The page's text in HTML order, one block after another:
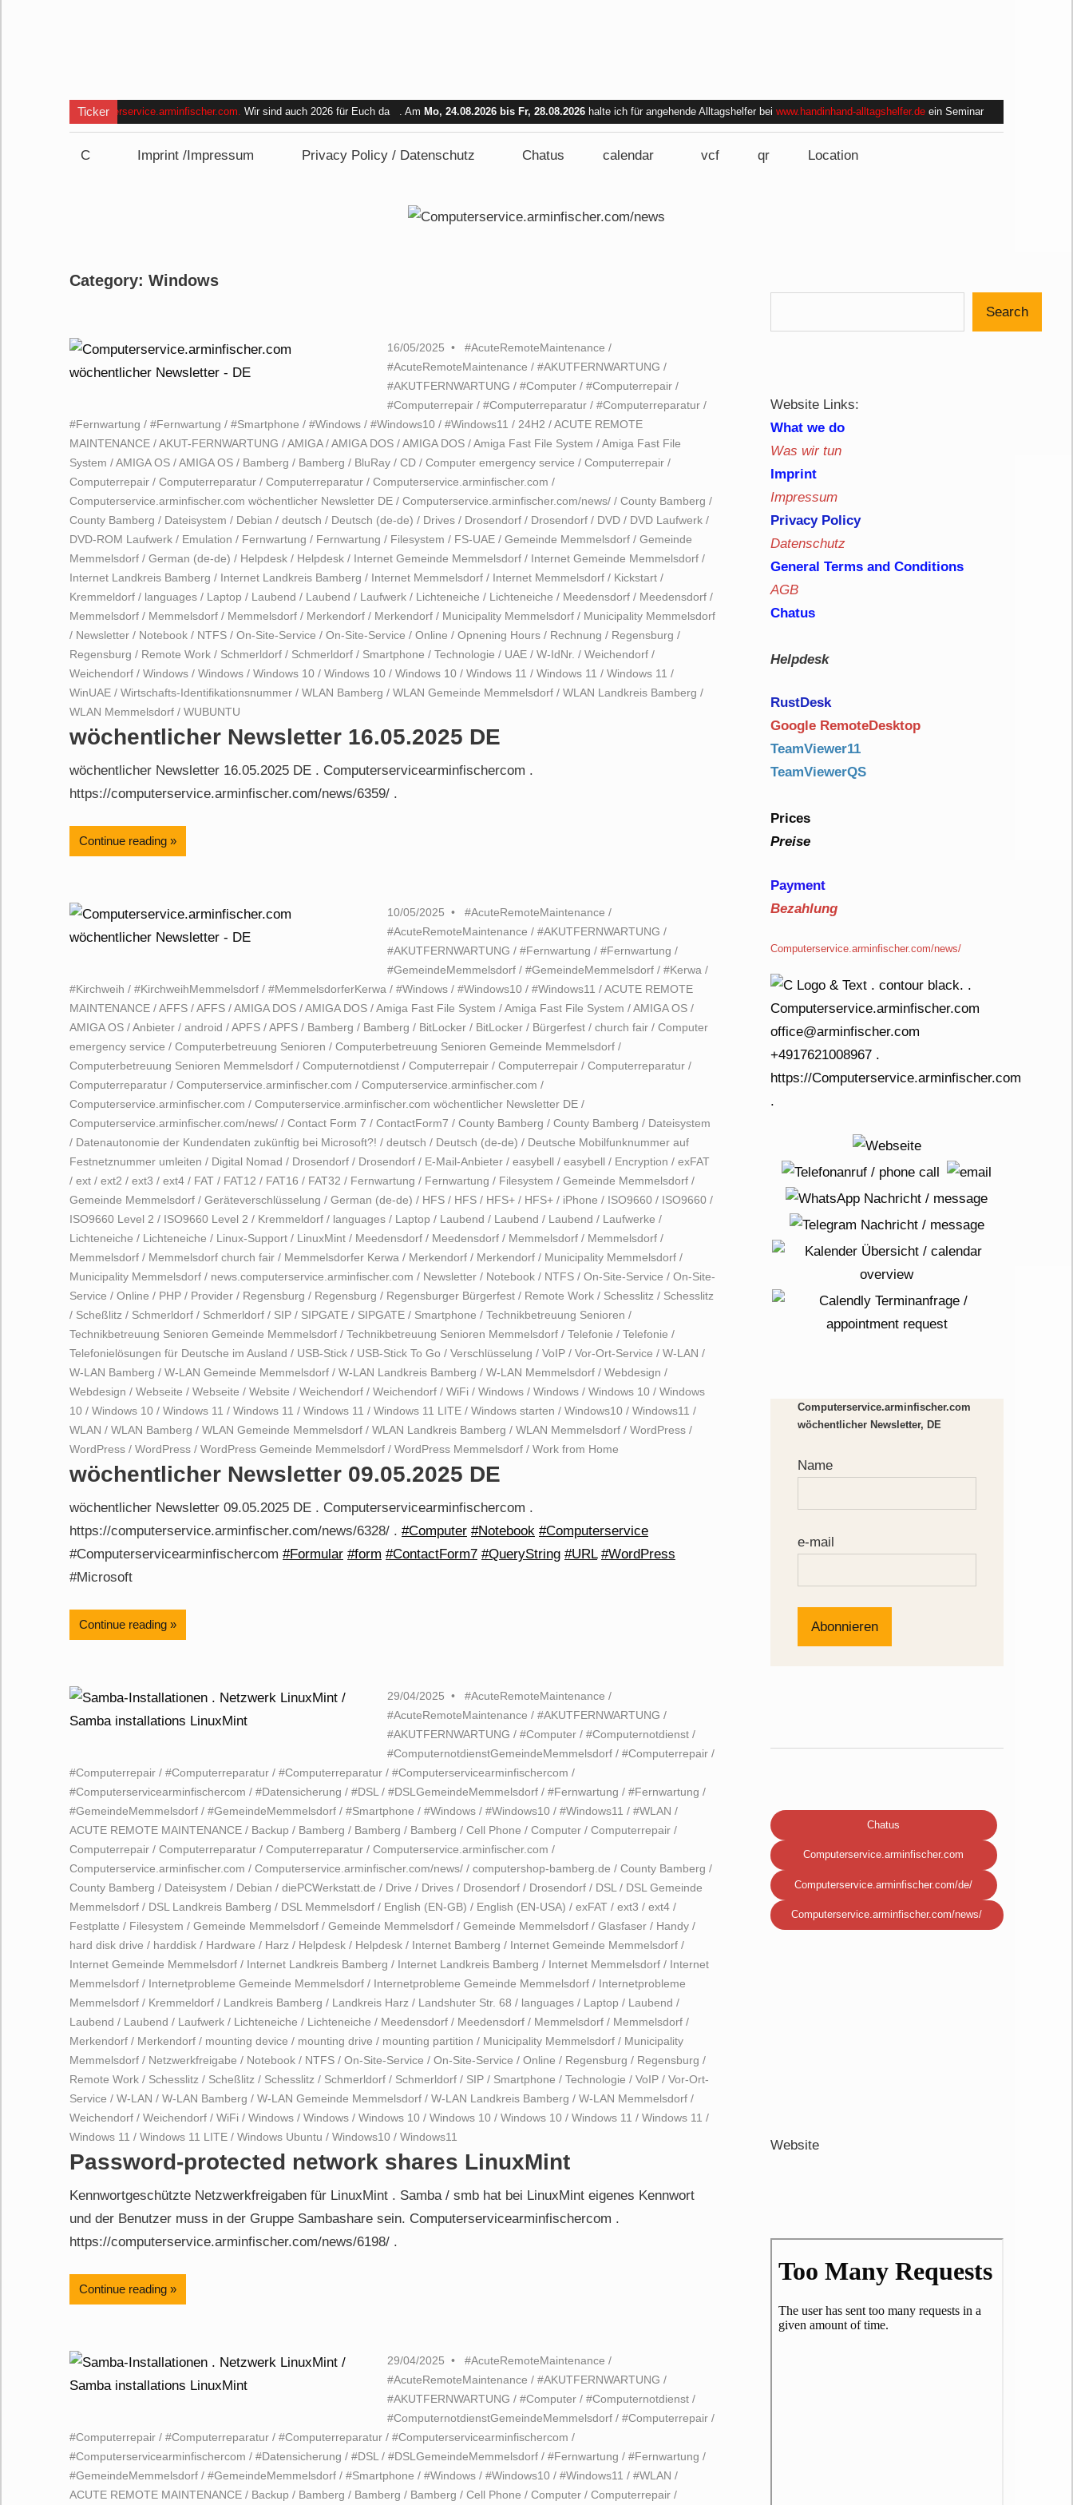
Ticker
Computerservice.arminfischer.com Wir sind auch 2026 für Euch da . Am Mo, 24.08.2026 bis Fr, 28.08.2026 halte ich für angehende Alltagshelfer bei www.handinhand-alltagshelfer.de ein Seminar
und bin im Zeitraumvon 09:00 bis 15:00 Uhr nicht erreichbar. Am Mi. 26.08.2026 sind wir nicht verfügbar.
C Imprint /Impressum Privacy Policy / Datenschutz Chatus calendar vcf qr Location
Category: Windows
16/05/2025 #AcuteRemoteMaintenance /
#AcuteRemoteMaintenance /#AKUTFERNWARTUNG /
#AKUTFERNWARTUNG /#Computer /#Computerrepair /
#Computerrepair /#Computerreparatur /#Computerreparatur /
#Fernwartung / #Fernwartung / #Smartphone / #Windows / #Windows10 / #Windows11 / 24H2 /ACUTE REMOTE
MAINTENANCE /AKUT-FERNWARTUNG /AMIGA/AMIGA DOS /AMIGA DOS /Amiga Fast File System /Amiga Fast File
System /AMIGA OS /AMIGA OS / Bamberg / Bamberg / BluRay / CD / Computer emergency service / Computerrepair /
Computerrepair / Computerreparatur / Computerreparatur / Computerservice.arminfischer.com /
Computerservice.arminfischer.com wöchentlicher Newsletter DE / Computerservice.arminfischer.com/news/ / County Bamberg /
County Bamberg / Dateisystem / Debian / deutsch / Deutsch (de-de) / Drives / Drosendorf / Drosendorf / DVD / DVD Laufwerk /
DVD-ROM Laufwerk / Emulation / Fernwartung / Fernwartung / Filesystem / FS-UAE / Gemeinde Memmelsdorf / Gemeinde
Memmelsdorf / German (de-de) / Helpdesk / Helpdesk / Internet Gemeinde Memmelsdorf / Internet Gemeinde Memmelsdorf /
Internet Landkreis Bamberg / Internet Landkreis Bamberg / Internet Memmelsdorf / Internet Memmelsdorf / Kickstart /
Kremmeldorf / languages / Laptop / Laubend / Laubend / Laufwerk / Lichteneiche / Lichteneiche / Meedensdorf / Meedensdorf /
Memmelsdorf / Memmelsdorf / Memmelsdorf / Merkendorf / Merkendorf / Municipality Memmelsdorf / Municipality Memmelsdorf
/ Newsletter / Notebook / NTFS / On-Site-Service / On-Site-Service / Online / Opnening Hours / Rechnung / Regensburg /
Regensburg / Remote Work / Schmerldorf / Schmerldorf / Smartphone / Technologie / UAE / W-IdNr. / Weichendorf /
Weichendorf / Windows / Windows / Windows 10 / Windows 10 / Windows 10 / Windows 11 / Windows 11 / Windows 11 /
WinUAE / Wirtschafts-Identifikationsnummer / WLAN Bamberg / WLAN Gemeinde Memmelsdorf / WLAN Landkreis Bamberg /
WLAN Memmelsdorf / WUBUNTU
wöchentlicher Newsletter 16.05.2025 DE
wöchentlicher Newsletter 16.05.2025 DE . Computerservicearminfischercom .
https://computerservice.arminfischer.com/news/6359/ .
Continue reading
10/05/2025 #AcuteRemoteMaintenance /
#AcuteRemoteMaintenance /#AKUTFERNWARTUNG /
#AKUTFERNWARTUNG /#Fernwartung /#Fernwartung /
#GemeindeMemmelsdorf /#GemeindeMemmelsdorf /#Kerwa /
#Kirchweih / #KirchweihMemmelsdorf / #MemmelsdorferKerwa / #Windows / #Windows10 / #Windows11 /ACUTE REMOTE
MAINTENANCE /AFFS /AFFS /AMIGA DOS /AMIGA DOS /Amiga Fast File System /Amiga Fast File System /AMIGA OS /
AMIGA OS /Anbieter / android /APFS /APFS / Bamberg / Bamberg / BitLocker / BitLocker / Bürgerfest / church fair / Computer
emergency service / Computerbetreuung Senioren / Computerbetreuung Senioren Gemeinde Memmelsdorf /
Computerbetreuung Senioren Memmelsdorf / Computernotdienst / Computerrepair / Computerrepair / Computerreparatur /
Computerreparatur / Computerservice.arminfischer.com / Computerservice.arminfischer.com /
Computerservice.arminfischer.com / Computerservice.arminfischer.com wöchentlicher Newsletter DE /
Computerservice.arminfischer.com/news/ / Contact Form 7 / ContactForm7 / County Bamberg / County Bamberg / Dateisystem
/ Datenautonomie der Kundendaten zukünftig bei Microsoft?! / deutsch / Deutsch (de-de) / Deutsche Mobilfunknummer auf
Festnetznummer umleiten / Digital Nomad / Drosendorf / Drosendorf / E-Mail-Anbieter / easybell / easybell / Encryption / exFAT
/ ext / ext2 / ext3 / ext4 / FAT / FAT12 / FAT16 / FAT32 / Fernwartung / Fernwartung / Filesystem / Gemeinde Memmelsdorf /
Gemeinde Memmelsdorf / Geräteverschlüsselung / German (de-de) / HFS / HFS / HFS+ / HFS+ / iPhone / ISO9660 / ISO9660 /
ISO9660 Level 2 / ISO9660 Level 2 / Kremmeldorf / languages / Laptop / Laubend / Laubend / Laubend / Laufwerke /
Lichteneiche / Lichteneiche / Linux-Support / LinuxMint / Meedensdorf / Meedensdorf / Memmelsdorf / Memmelsdorf /
Memmelsdorf / Memmelsdorf church fair / Memmelsdorfer Kerwa / Merkendorf / Merkendorf / Municipality Memmelsdorf /
Municipality Memmelsdorf / news.computerservice.arminfischer.com / Newsletter / Notebook / NTFS / On-Site-Service / On-Site-
Service / Online / PHP / Provider / Regensburg / Regensburg / Regensburger Bürgerfest / Remote Work / Schesslitz / Schesslitz
/ Scheßlitz / Schmerldorf / Schmerldorf / SIP / SIPGATE / SIPGATE / Smartphone / Technikbetreuung Senioren /
Technikbetreuung Senioren Gemeinde Memmelsdorf / Technikbetreuung Senioren Memmelsdorf / Telefonie / Telefonie /
Telefonielösungen für Deutsche im Ausland / USB-Stick / USB-Stick To Go / Verschlüsselung / VoIP / Vor-Ort-Service / W-LAN /
W-LAN Bamberg / W-LAN Gemeinde Memmelsdorf / W-LAN Landkreis Bamberg / W-LAN Memmelsdorf / Webdesign /
Webdesign / Webseite / Webseite / Website / Weichendorf / Weichendorf / WiFi / Windows / Windows / Windows 10 / Windows
10 / Windows 10 / Windows 11 / Windows 11 / Windows 11 / Windows 11 LITE / Windows starten / Windows10 / Windows11 /
WLAN / WLAN Bamberg / WLAN Gemeinde Memmelsdorf / WLAN Landkreis Bamberg / WLAN Memmelsdorf / WordPress /
WordPress / WordPress / WordPress Gemeinde Memmelsdorf / WordPress Memmelsdorf / Work from Home
wöchentlicher Newsletter 09.05.2025 DE
wöchentlicher Newsletter 09.05.2025 DE . Computerservicearminfischercom .
https://computerservice.arminfischer.com/news/6328/ . #Computer #Notebook #Computerservice
#Computerservicearminfischercom #Formular #form #ContactForm7 #QueryString #URL #WordPress
#Microsoft
Continue reading
29/04/2025 #AcuteRemoteMaintenance /
#AcuteRemoteMaintenance /#AKUTFERNWARTUNG /
#AKUTFERNWARTUNG /#Computer /#Computernotdienst /
#ComputernotdienstGemeindeMemmelsdorf /#Computerrepair /
#Computerrepair / #Computerreparatur / #Computerreparatur / #Computerservicearminfischercom /
#Computerservicearminfischercom / #Datensicherung / #DSL / #DSLGemeindeMemmelsdorf / #Fernwartung / #Fernwartung /
#GemeindeMemmelsdorf / #GemeindeMemmelsdorf / #Smartphone / #Windows / #Windows10 / #Windows11 / #WLAN /
ACUTE REMOTE MAINTENANCE / Backup / Bamberg / Bamberg / Bamberg / Cell Phone / Computer / Computerrepair /
Computerrepair / Computerreparatur / Computerreparatur / Computerservice.arminfischer.com /
Computerservice.arminfischer.com / Computerservice.arminfischer.com/news/ / computershop-bamberg.de / County Bamberg /
County Bamberg / Dateisystem / Debian / diePCWerkstatt.de / Drive / Drives / Drosendorf / Drosendorf / DSL / DSL Gemeinde
Memmelsdorf / DSL Landkreis Bamberg / DSL Memmelsdorf / English (EN-GB) / English (EN-USA) / exFAT / ext3 / ext4 /
Festplatte / Filesystem / Gemeinde Memmelsdorf / Gemeinde Memmelsdorf / Gemeinde Memmelsdorf / Glasfaser / Handy /
hard disk drive / harddisk / Hardware / Harz / Helpdesk / Helpdesk / Internet Bamberg / Internet Gemeinde Memmelsdorf /
Internet Gemeinde Memmelsdorf / Internet Landkreis Bamberg / Internet Landkreis Bamberg / Internet Memmelsdorf / Internet
Memmelsdorf / Internetprobleme Gemeinde Memmelsdorf / Internetprobleme Gemeinde Memmelsdorf / Internetprobleme
Memmelsdorf / Kremmeldorf / Landkreis Bamberg / Landkreis Harz / Landshuter Str. 68 / languages / Laptop / Laubend /
Laubend / Laubend / Laufwerk / Lichteneiche / Lichteneiche / Meedensdorf / Meedensdorf / Memmelsdorf / Memmelsdorf /
Merkendorf / Merkendorf / mounting device / mounting drive / mounting partition / Municipality Memmelsdorf / Municipality
Memmelsdorf / Netzwerkfreigabe / Notebook / NTFS / On-Site-Service / On-Site-Service / Online / Regensburg / Regensburg /
Remote Work / Schesslitz / Scheßlitz / Schesslitz / Schmerldorf / Schmerldorf / SIP / Smartphone / Technologie / VoIP / Vor-Ort-
Service / W-LAN / W-LAN Bamberg / W-LAN Gemeinde Memmelsdorf / W-LAN Landkreis Bamberg / W-LAN Memmelsdorf /
Weichendorf / Weichendorf / WiFi / Windows / Windows / Windows 10 / Windows 10 / Windows 10 / Windows 11 / Windows 11 /
Windows 11 / Windows 11 LITE / Windows Ubuntu / Windows10 / Windows11
Password-protected network shares LinuxMint
Kennwortgeschützte Netzwerkfreigaben für LinuxMint . Samba / smb hat bei LinuxMint eigenes Kennwort
und der Benutzer muss in der Gruppe Sambashare sein. Computerservicearminfischercom .
https://computerservice.arminfischer.com/news/6198/ .
Continue reading
29/04/2025 #AcuteRemoteMaintenance /
#AcuteRemoteMaintenance /#AKUTFERNWARTUNG /
#AKUTFERNWARTUNG /#Computer /#Computernotdienst /
#ComputernotdienstGemeindeMemmelsdorf /#Computerrepair /
#Computerrepair / #Computerreparatur / #Computerreparatur / #Computerservicearminfischercom /
#Computerservicearminfischercom / #Datensicherung / #DSL / #DSLGemeindeMemmelsdorf / #Fernwartung / #Fernwartung /
#GemeindeMemmelsdorf / #GemeindeMemmelsdorf / #Smartphone / #Windows / #Windows10 / #Windows11 / #WLAN /
ACUTE REMOTE MAINTENANCE / Backup / Bamberg / Bamberg / Bamberg / Cell Phone / Computer / Computerrepair /
Search
Website Links:
What we do
Was wir tun
Imprint
Impressum
Privacy Policy
Datenschutz
General Terms and Conditions
AGB
Chatus
Helpdesk
RustDesk
Google RemoteDesktop
TeamViewer11
TeamViewerQS
Prices
Preise
Payment
Bezahlung
Computerservice.arminfischer.com/news/
Computerservice.arminfischer.com
wöchentlicher Newsletter, DE
Name
e-mail
Chatus
Computerservice.arminfischer.com
Computerservice.arminfischer.com/de/
Computerservice.arminfischer.com/news/
Website